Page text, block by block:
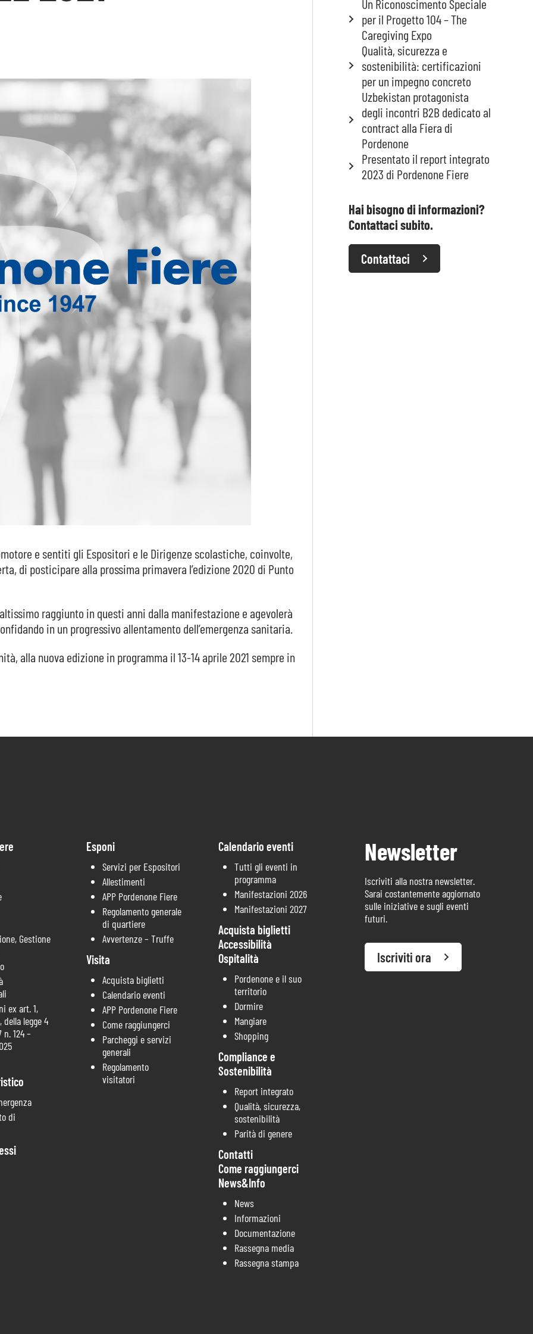
e sentiti gli Espositori e le Dirigenze scolastiche, coinvolte,
di posticipare alla prossima primavera l’edizione 2020 di Punto
raggiunto in questi anni dalla manifestazione e agevolerà
in un progressivo allentamento dell’emergenza sanitaria.
alla nuova edizione in programma il 13-14 aprile 2021 sempre in
Un Riconoscimento Speciale
per il Progetto 104 – The
Caregiving Expo
Qualità, sicurezza e
sostenibilità: certificazioni
per un impegno concreto
Uzbekistan protagonista
degli incontri B2B dedicato al
contract alla Fiera di
Pordenone
Presentato il report integrato
2023 di Pordenone Fiere
Hai bisogno di informazioni?
Contattaci subito.
Contattaci
Gestione
ex art. 1,
della legge 4
n. 124 –
di
Esponi
Servizi per Espositori
Allestimenti
APP Pordenone Fiere
Regolamento generale
di quartiere
Avvertenze – Truffe
Visita
Acquista biglietti
Calendario eventi
APP Pordenone Fiere
Come raggiungerci
Parcheggi e servizi
generali
Regolamento
visitatori
Calendario eventi
Tutti gli eventi in
programma
Manifestazioni 2026
Manifestazioni 2027
Acquista biglietti
Accessibilità
Ospitalità
Pordenone e il suo
territorio
Dormire
Mangiare
Shopping
Compliance e
Sostenibilità
Report integrato
Qualità, sicurezza,
sostenibilità
Parità di genere
Contatti
Come raggiungerci
News&Info
News
Informazioni
Documentazione
Rassegna media
Rassegna stampa
Newsletter
Iscriviti alla nostra newsletter.
Sarai costantemente aggiornato
sulle iniziative e sugli eventi
futuri.
Iscriviti ora